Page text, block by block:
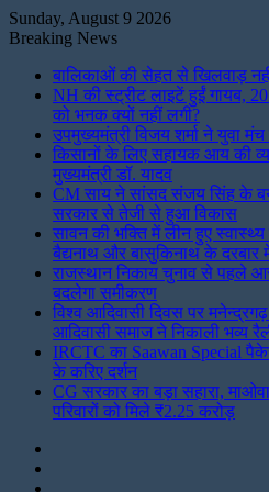
Sunday, August 9 2026
Breaking News
बालिकाओं की सेहत से खिलवाड़
NH की स्ट्रीट लाइटें हुईं गायब,
को भनक क्यों नहीं लगी?
उपमुख्यमंत्री विजय शर्मा ने युवा मंच
किसानों के लिए सहायक आय की
मुख्यमंत्री डॉ. यादव
CM साय ने सांसद संजय सिंह के
सरकार से तेजी से हुआ विकास
सावन की भक्ति में लीन हुए स्वास्थ्य
बैद्यनाथ और बासुकिनाथ के दरबार
राजस्थान निकाय चुनाव से पहले
बदलेगा समीकरण
विश्व आदिवासी दिवस पर
आदिवासी समाज ने निकाली भव्य
IRCTC का Saawan Special
के करिए दर्शन
CG सरकार का बड़ा सहारा,
परिवारों को मिले ₹2.25 करोड़